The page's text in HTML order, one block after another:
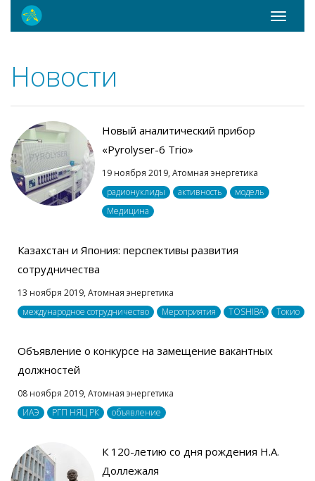
Toggle
Новости
Новый аналитический прибор
«Pyrolyser-6 Trio»
19 ноября 2019, Атомная энергетика
радионуклиды
активность
модель
Медицина
Казахстан и Япония: перспективы развития
сотрудничества
13 ноября 2019, Атомная энергетика
международное сотрудничество
Мероприятия TOSHIBA Токио
Объявление о конкурсе на замещение вакантных
должностей
08 ноября 2019, Атомная энергетика
ИАЭ
РГП НЯЦ РК объявление
К 120-летию со дня рождения Н.А.
Доллежаля